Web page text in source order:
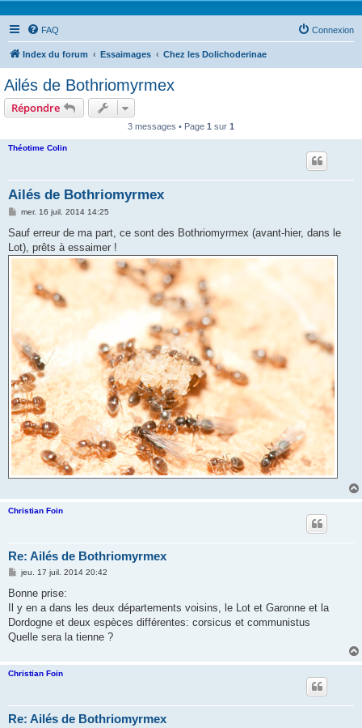
FAQ Connexion
Index du forum Essaimages Chez les Dolichoderinae
Ailés de Bothriomyrmex
Répondre
3 messages • Page 1 sur 1
Théotime Colin
Ailés de Bothriomyrmex
M
s
a
g
mer. 16 juil. 2014 14:25
Sauf erreur de ma part, ce sont des Bothriomyrmex (avant-hier, dans le
Lot), prêts à essaimer !
Christian Foin
Re: Ailés de Bothriomyrmex
M
s
a
g
jeu. 17 juil. 2014 20:42
Bonne prise:
Il y en a dans les deux départements voisins, le Lot et Garonne et la
Dordogne et deux espèces différentes: corsicus et communistus
Quelle sera la tienne ?
Christian Foin
Re: Ailés de Bothriomyrmex